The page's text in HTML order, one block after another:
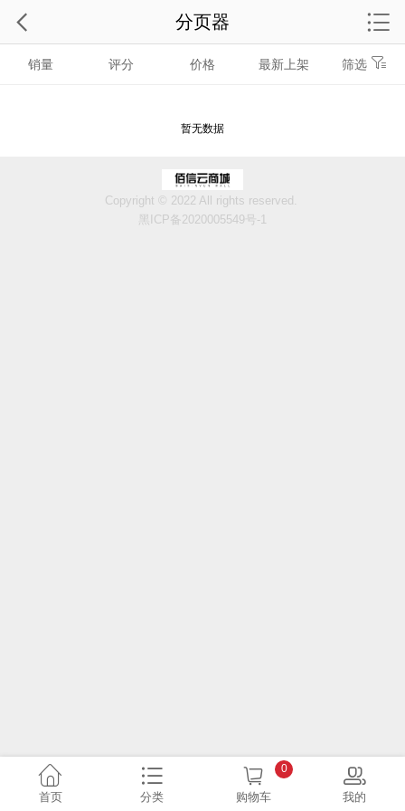
销量 评分 价格 最新上架 筛选
暂无数据
分页器
Copyright © 2022 All rights reserved.
黑ICP备2020005549号-1
首页 分类 购物车
0
我的